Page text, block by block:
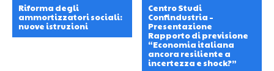
Riforma degli
ammortizzatori sociali:
nuove istruzioni
Centro Studi
Confindustria –
Presentazione
Rapporto di previsione
“Economia italiana
ancora resiliente a
incertezza e shock?”